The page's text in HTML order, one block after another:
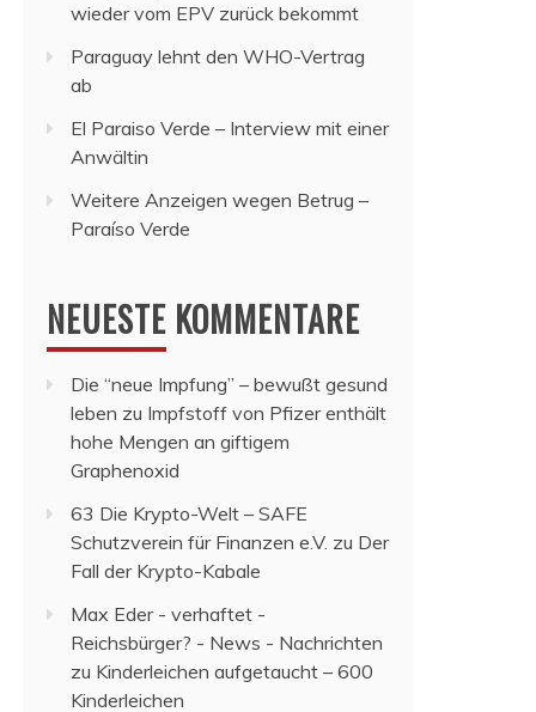
wieder vom EPV zurück bekommt
Paraguay lehnt den WHO-Vertrag
ab
El Paraiso Verde – Interview mit einer
Anwältin
Weitere Anzeigen wegen Betrug –
Paraíso Verde
NEUESTE KOMMENTARE
Die “neue Impfung” – bewußt gesund
leben zu Impfstoff von Pfizer enthält
hohe Mengen an giftigem
Graphenoxid
63 Die Krypto-Welt – SAFE
Schutzverein für Finanzen e.V. zu Der
Fall der Krypto-Kabale
Max Eder - verhaftet -
Reichsbürger? - News - Nachrichten
zu Kinderleichen aufgetaucht – 600
Kinderleichen